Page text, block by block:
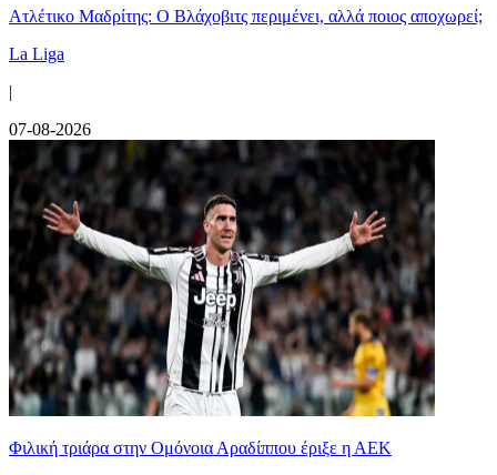
Ατλέτικο Μαδρίτης: Ο Βλάχοβιτς περιμένει, αλλά ποιος αποχωρεί;
La Liga
|
07-08-2026
Φιλική τριάρα στην Ομόνοια Αραδίππου έριξε η ΑΕΚ